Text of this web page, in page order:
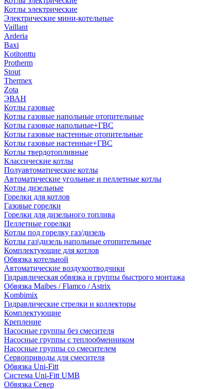
Котлы электрические
Электрические мини-котельные
Vaillant
Arderia
Baxi
Kotitonttu
Protherm
Stout
Thermex
Zota
ЭВАН
Котлы газовые
Котлы газовые напольные отопительные
Котлы газовые напольные+ГВС
Котлы газовые настенные отопительные
Котлы газовые настенные+ГВС
Котлы твердотопливные
Классические котлы
Полуавтоматические котлы
Автоматические угольные и пеллетные котлы
Котлы дизельные
Горелки для котлов
Газовые горелки
Горелки для дизельного топлива
Пеллетные горелки
Котлы под горелку газ/дизель
Котлы газ\дизель напольные отопительные
Комплектующие для котлов
Обвязка котельной
Автоматические воздухоотводчики
Гидравлическая обвязка и группы быстрого монтажа
Обвязка Maibes / Flamco / Astrix
Kombimix
Гидравлические стрелки и коллекторы
Комплектующие
Крепление
Насосные группы без смесителя
Насосные группы с теплообменником
Насосные группы со смесителем
Сервоприводы для смесителя
Обвязка Uni-Fitt
Система Uni-Fitt UMB
Обвязка Север